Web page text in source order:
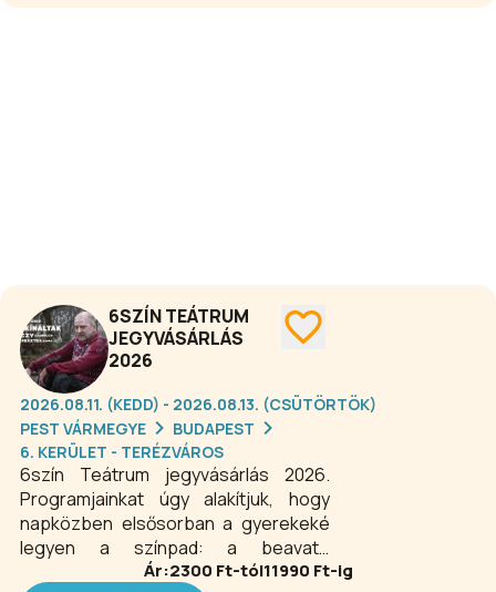
6SZÍN TEÁTRUM
JEGYVÁSÁRLÁS
2026
2026.08.11. (KEDD) - 2026.08.13. (CSÜTÖRTÖK)
PEST VÁRMEGYE
BUDAPEST
6. KERÜLET - TERÉZVÁROS
6szín Teátrum jegyvásárlás 2026.
Programjainkat úgy alakítjuk, hogy
napközben elsősorban a gyerekeké
legyen a színpad: a beavató
színháztól a játékos
Ár:2300 Ft-tól11990 Ft-ig